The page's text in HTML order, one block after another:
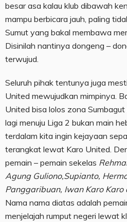
besar asa kalau klub dibawah
mampu berbicara jauh, paling
Sumut yang bakal membawa
Disinilah nantinya dongeng –
terwujud.
Seluruh pihak tentunya juga
United mewujudkan mimpinya.
United bisa lolos zona
lagi menuju Liga 2 bukan main
terdalam kita ingin kejayaan
terangkat lewat Karo United.
pemain – pemain sekelas
Agung Guliono,Supianto,
Panggaribuan, Iwan Karo
Nama nama diatas adalah
menjelajah rumput negeri lewat